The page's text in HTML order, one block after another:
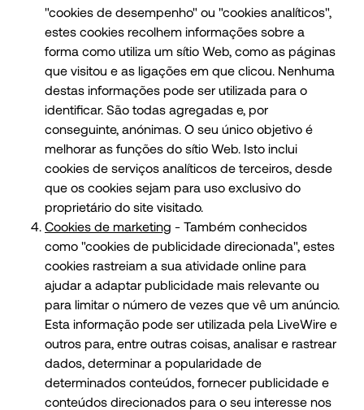
"cookies de desempenho" ou "cookies analíticos",
estes cookies recolhem informações sobre a
forma como utiliza um sítio Web, como as páginas
que visitou e as ligações em que clicou. Nenhuma
destas informações pode ser utilizada para o
identificar. São todas agregadas e, por
conseguinte, anónimas. O seu único objetivo é
melhorar as funções do sítio Web. Isto inclui
cookies de serviços analíticos de terceiros, desde
que os cookies sejam para uso exclusivo do
proprietário do site visitado.
Cookies de marketing - Também conhecidos
como "cookies de publicidade direcionada", estes
cookies rastreiam a sua atividade online para
ajudar a adaptar publicidade mais relevante ou
para limitar o número de vezes que vê um anúncio.
Esta informação pode ser utilizada pela LiveWire e
outros para, entre outras coisas, analisar e rastrear
dados, determinar a popularidade de
determinados conteúdos, fornecer publicidade e
conteúdos direcionados para o seu interesse nos